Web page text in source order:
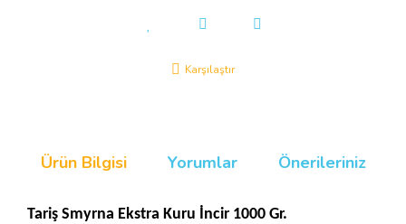
Karşılaştır
Ürün Bilgisi Yorumlar Önerileriniz
Tariş Smyrna Ekstra Kuru İncir 1000 Gr.